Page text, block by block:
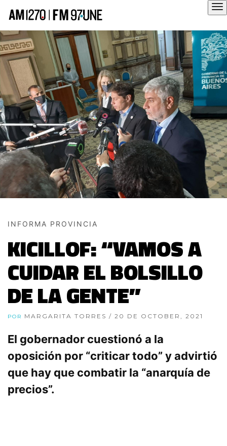
INFORMA PROVINCIA
KICILLOF: “VAMOS A
CUIDAR EL BOLSILLO
DE LA GENTE”
POR MARGARITA TORRES / 20 DE OCTOBER, 2021
El gobernador cuestionó a la
oposición por “criticar todo” y advirtió
que hay que combatir la “anarquía de
precios”.